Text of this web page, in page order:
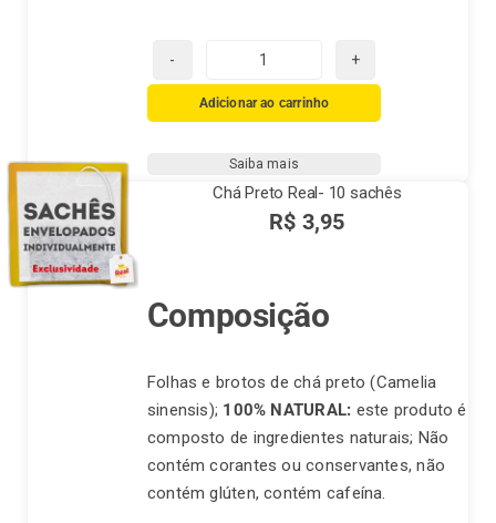
Chá
Real
Boldo
Chile
quantidade
Adicionar ao carrinho
Saiba mais
Chá Preto Real- 10 sachês
R$ 3,95
Composição
Folhas e brotos de chá preto (Camelia
sinensis); 100% NATURAL: este produto é
composto de ingredientes naturais; Não
contém corantes ou conservantes, não
contém glúten, contém cafeína.